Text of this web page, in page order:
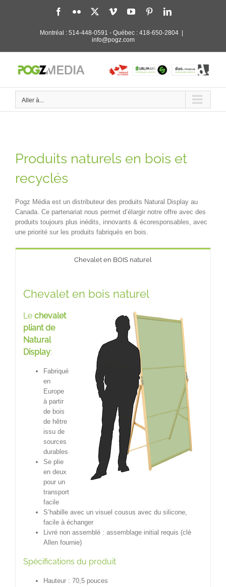
Facebook
Flickr VimeoYouTubePinterestLinkedIn
Montréal : 514-448-0591 - Québec : 418-650-2804
info@pogz.com
Aller à...
Produits naturels en bois et
recyclés
Pogz Média est un distributeur des produits Natural Display au
Canada. Ce partenariat nous permet d’élargir notre offre avec des
produits toujours plus inédits, innovants & écoresponsables, avec
une priorité sur les produits fabriqués en bois.
Chevalet en BOIS naturel
Chevalet en bois naturel
Le chevalet
pliant de
Natural
Display:
Fabriqué
en
Europe
à partir
de bois
de hêtre
issu de
sources
durables
Se plie
en deux
pour un
transport
facile
S’habille avec un visuel cousus avec du silicone,
facile à échanger
Livré non assemblé : assemblage initial requis (clé
Allen fournie)
Spécifications du produit
Hauteur : 70,5 pouces